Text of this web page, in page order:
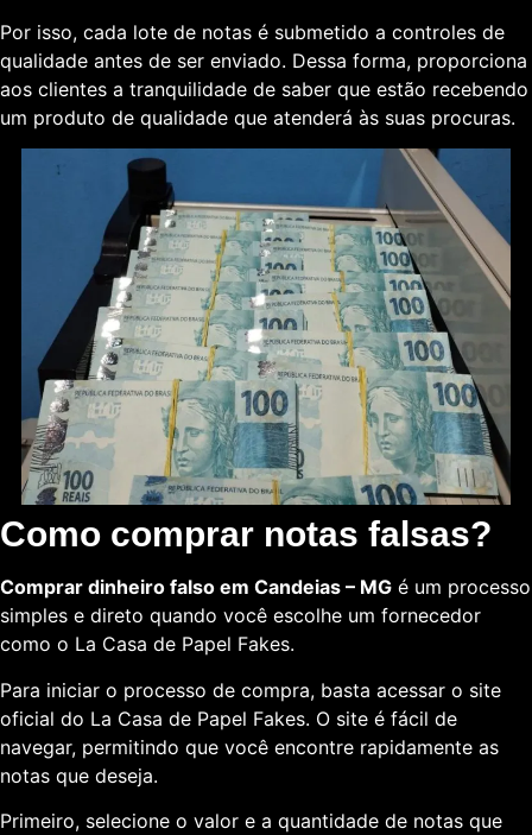
Por isso, cada lote de notas é submetido a controles de
qualidade antes de ser enviado. Dessa forma, proporciona
aos clientes a tranquilidade de saber que estão recebendo
um produto de qualidade que atenderá às suas procuras.
Como comprar notas falsas?
Comprar dinheiro falso em Candeias – MG é um processo
simples e direto quando você escolhe um fornecedor
como o La Casa de Papel Fakes.
Para iniciar o processo de compra, basta acessar o site
oficial do La Casa de Papel Fakes. O site é fácil de
navegar, permitindo que você encontre rapidamente as
notas que deseja.
Primeiro, selecione o valor e a quantidade de notas que